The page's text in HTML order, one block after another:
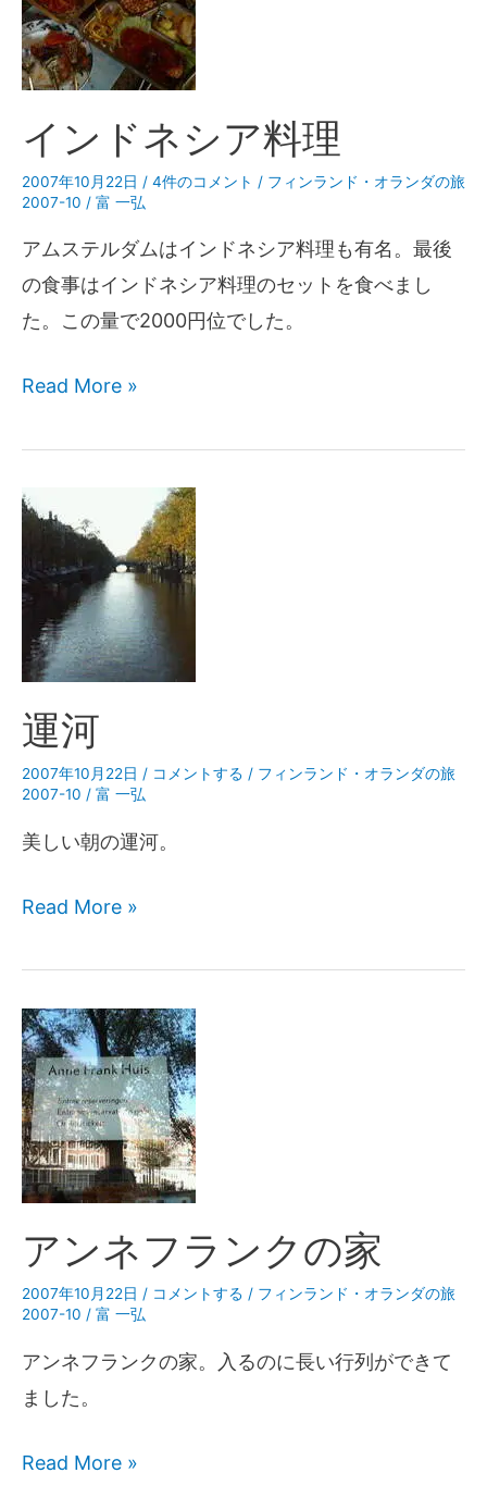
インドネシア料理
2007年10月22日 / 4件のコメント / フィンランド・オランダの旅
2007-10 / 富 一弘
アムステルダムはインドネシア料理も有名。最後
の食事はインドネシア料理のセットを食べまし
た。この量で2000円位でした。
Read More »
運河
2007年10月22日 / コメントする / フィンランド・オランダの旅
2007-10 / 富 一弘
美しい朝の運河。
Read More »
アンネフランクの家
2007年10月22日 / コメントする / フィンランド・オランダの旅
2007-10 / 富 一弘
アンネフランクの家。入るのに長い行列ができて
ました。
Read More »